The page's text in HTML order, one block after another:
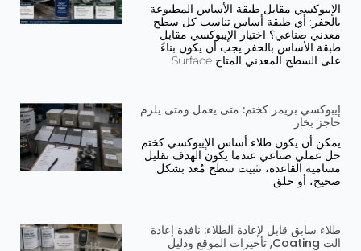
الإيبوكسي مقابل طبقة الأساس المطبوعة
بالحفر: أي طبقة أساس تناسب كل سطح
معدني صناعي؟ اختيار الإيبوكسي مقابل
طبقة الأساس بالحفر يجب أن يكون بناءً
على السطح المعدني المتاح Surface
إيبوكسي بريمر كختم: متى يعمل ومتى يلزم
حاجز بخار
يمكن أن يكون طلاء أساس الإيبوكسي كختم
حل عملي صناعي عندما يكون الهدف تقليل
مسامية القاعدة، تثبيت سطح مُعد بشكل
صحيح، أو خلق
طلاء سابق قابل لإعادة الطلاء: نافذة إعادة
الت Coating, تأخيرات الموقع ودليل